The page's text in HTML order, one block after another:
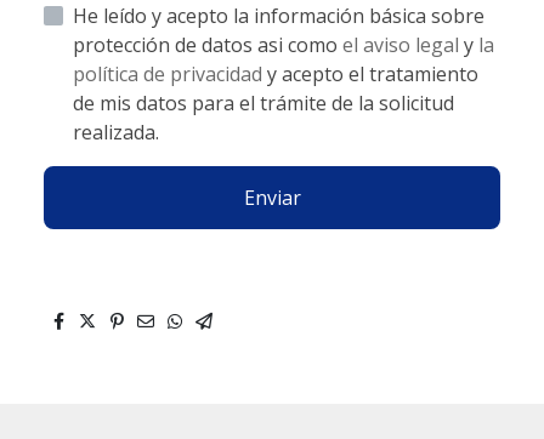
He leído y acepto la información básica sobre
protección de datos asi como el aviso legal y la
política de privacidad y acepto el tratamiento
de mis datos para el trámite de la solicitud
realizada.
Enviar